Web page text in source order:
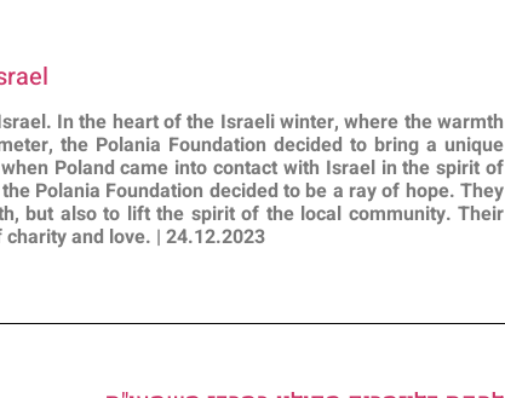
In the heart of the Israeli winter, where the warmth
the Polania Foundation decided to bring a unique
Poland came into contact with Israel in the spirit of
Polania Foundation decided to be a ray of hope. They
but also to lift the spirit of the local community. Their
charity and love. |24.12.2023